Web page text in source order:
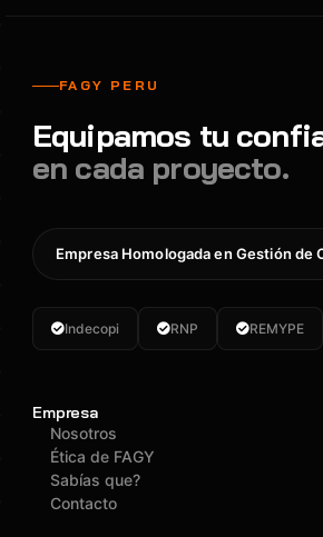
FAGY PERU
Equipamos tu
en cada proyecto.
Empresa Homologada en Gestión de
Indecopi RNP REMYPE
Empresa
Nosotros
Ética de FAGY
Sabías que?
Contacto